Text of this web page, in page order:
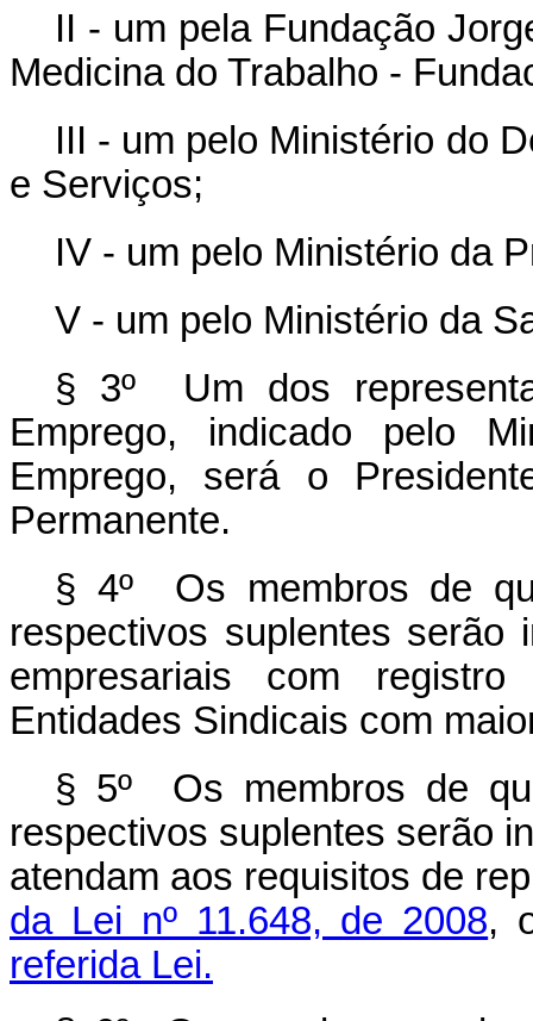
II - um pela Fundação
Medicina do Trabalho -
III - um pelo Ministério do
e Serviços;
IV - um pelo Ministério da
V - um pelo Ministério da
§ 3º Um dos
Emprego, indicado pelo
Emprego, será o
Permanente.
§ 4º Os membros de
respectivos suplentes serão
empresariais com
Entidades Sindicais com
§ 5º Os membros de
respectivos suplentes serão
atendam aos requisitos de
da Lei nº 11.648, de 2008,
referida Lei.